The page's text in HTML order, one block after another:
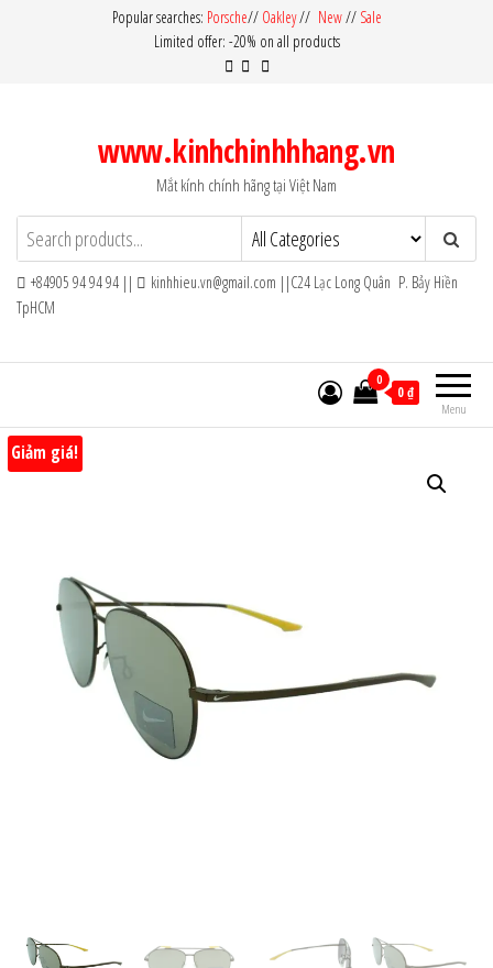
Popular searches: Porsche// Oakley// New// Sale
Limited offer: -20% on all products
www.kinhchinhhhang.vn
Mắt kính chính hãng tại Việt Nam
+84905 94 94 94 ||
kinhhieu.vn@gmail.com ||C24 Lạc Long Quân P. Bảy Hiền
TpHCM
Menu
0
0 ₫
Giảm giá!